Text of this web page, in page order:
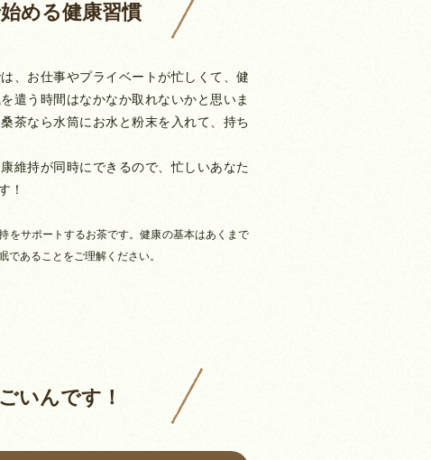
める健康習慣
、お仕事やプライベートが忙しくて、健
遣う時間はなかなか取れないかと思いま
茶なら水筒にお水と粉末を入れて、持ち
維持が同時にできるので、忙しいあなた
！
をサポートするお茶です。健康の基本はあくまで
であることをご理解ください。
いんです！